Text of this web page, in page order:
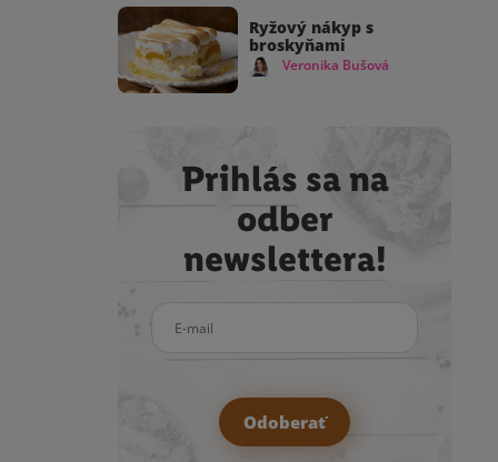
Ryžový nákyp s
broskyňami
Veronika Bušová
Prihlás sa na
odber
newslettera!
Odoberať